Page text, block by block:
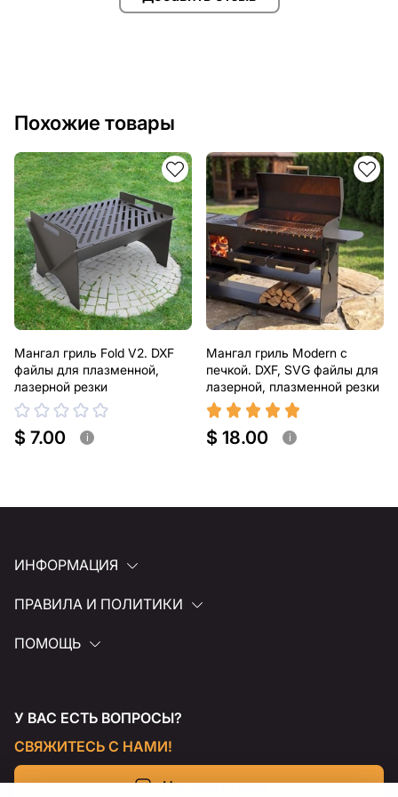
Похожие товары
Мангал гриль Fold V2. DXF
файлы для плазменной,
лазерной резки
$ 7.00 i
Мангал гриль Modern с
печкой. DXF, SVG файлы для
лазерной, плазменной резки
$ 18.00 i
ИНФОРМАЦИЯ
ПРАВИЛА И ПОЛИТИКИ
ПОМОЩЬ
У ВАС ЕСТЬ ВОПРОСЫ?
СВЯЖИТЕСЬ С НАМИ!
Напишите нам